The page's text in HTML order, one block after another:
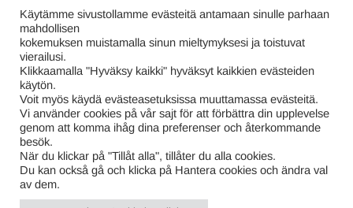
Urheiluseurat –
Idrottsföreningar
Nuoriso- ja
kotiseutuyhdistykse
t – Ungdoms- och
hembygdsförening
ar
Kuntalaiset –
Kommuninvånare
kommun
Arvonnan säännöt
tävlingen
Käytämme sivustollamme evästeitä antamaan sinulle parhaan
mahdollisen
kokemuksen muistamalla sinun mieltymyksesi ja toistuvat
vierailusi.
Klikkaamalla "Hyväksy kaikki" hyväksyt kaikkien evästeiden
käytön.
Voit myös käydä evästeasetuksissa muuttamassa evästeitä.
Vi använder cookies på vår sajt för att förbättra din upplevelse
genom att komma ihåg dina preferenser och återkommande
besök.
När du klickar på "Tillåt alla", tillåter du alla cookies.
Du kan också gå och klicka på Hantera cookies och ändra val
av dem.